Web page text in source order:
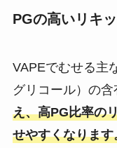
PGの高いリキ
VAPEでむせる主
グリコール）の含
え、高PG比率の
せやすくなります